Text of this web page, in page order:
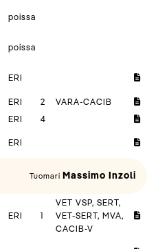
poissa
poissa
ERI
ERI 2
VARA-CACIB
ERI 4
ERI
Tuomari Massimo Inzoli
ERI 1
VET VSP, SERT,
VET-SERT, MVA,
CACIB-V